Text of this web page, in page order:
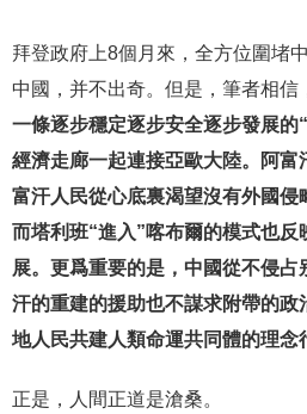
拜登政府上8個月來，全方位圍堵
中國，并不出奇。但是，筆者相信
一條逐步穩定逐步安全逐步發展的
經濟走廊一起連接亞歐大陸。阿富
富汗人民從心底裏渴望沒有外國侵
而塔利班“進入”喀布爾的模式也
展。更爲重要的是，中國從不侵
汗的重建的援助也不謀求附帶的政
地人民共建人類命運共同體的理念
正是，人間正道是滄桑。